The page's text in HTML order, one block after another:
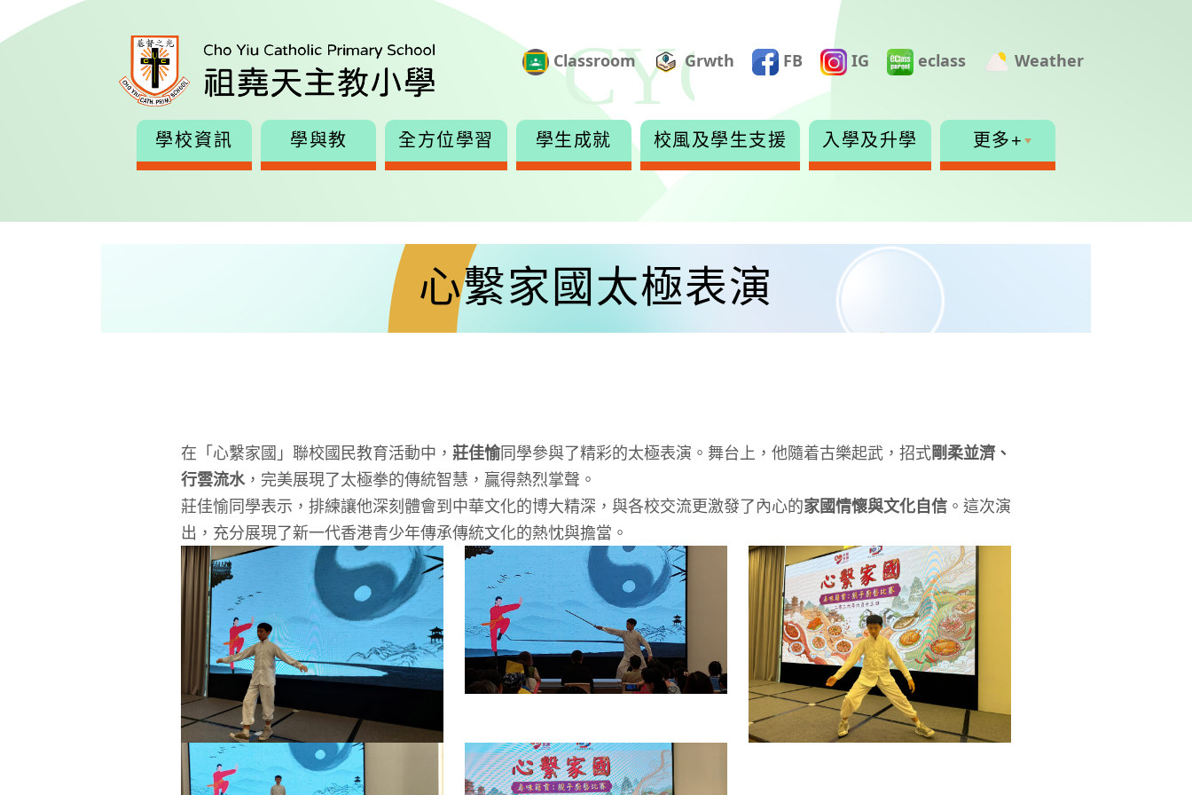
Classroom Grwth FB IG eclass Weather
學校資訊 學與教 全方位學習 學生成就 校風及學生支援 入學及升學 更多+
心繫家國太極表演
在「心繫家國」聯校國民教育活動中， 莊佳愉同學參與了精彩的太極表演。舞台上，他隨着古樂起武，招式剛柔並濟、
行雲流水，完美展現了太極拳的傳統智慧，贏得熱烈掌聲。
莊佳愉同學表示，排練讓他深刻體會到中華文化的博大精深，與各校交流更激發了內心的家國情懷與文化自信 。這次演
出，充分展現了新一代香港青少年傳承傳統文化的熱忱與擔當。